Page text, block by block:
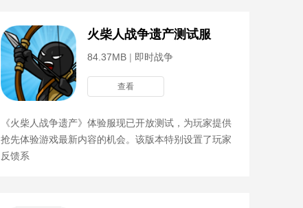
火柴人战争遗产测试服
84.37MB | 即时战争
查看
《火柴人战争遗产》体验服现已开放测试，为玩家提供
抢先体验游戏最新内容的机会。该版本特别设置了玩家
反馈系